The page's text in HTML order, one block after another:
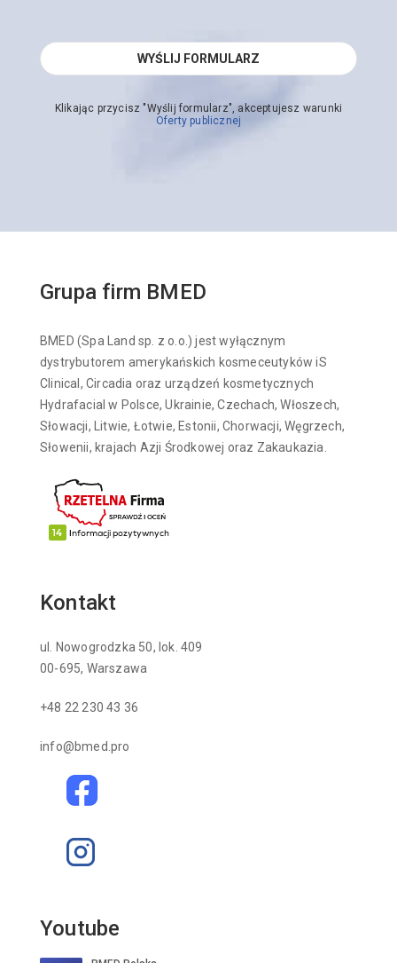
Klikając przycisz "Wyślij formularz", akceptujesz warunki
Oferty publicznej
Grupa firm BMED
BMED (Spa Land sp. z o.o.) jest wyłącznym
dystrybutorem amerykańskich kosmeceutyków iS
Clinical, Circadia oraz urządzeń kosmetycznych
Hydrafacial w Polsce, Ukrainie, Czechach, Włoszech,
Słowacji, Litwie, Łotwie, Estonii, Chorwacji, Węgrzech,
Słowenii, krajach Azji Środkowej oraz Zakaukazia.
Kontakt
ul. Nowogrodzka 50, lok. 409
00-695, Warszawa
+48 22 230 43 36
info@bmed.pro
Youtube